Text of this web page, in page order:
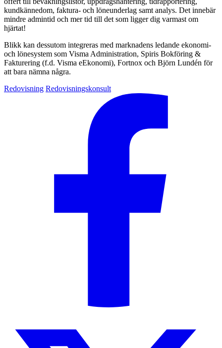
kundkännedom, faktura- och löneunderlag samt analys. Det innebär
mindre admintid och mer tid till det som ligger dig varmast om
hjärtat!
Blikk kan dessutom integreras med marknadens ledande ekonomi-
och lönesystem som Visma Administration, Spiris Bokföring &
Fakturering (f.d. Visma eEkonomi), Fortnox och Björn Lundén för
att bara nämna några.
Redovisning Redovisningskonsult